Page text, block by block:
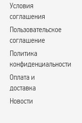
Условия
соглашения
Пользовательское
соглашение
Политика
конфиденциальности
Оплата и
доставка
Новости